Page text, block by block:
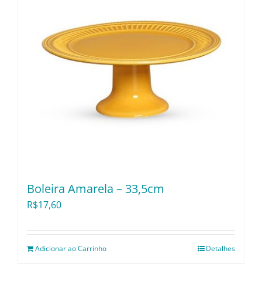
Boleira Amarela – 33,5cm
R$17,60
Adicionar ao Carrinho Detalhes